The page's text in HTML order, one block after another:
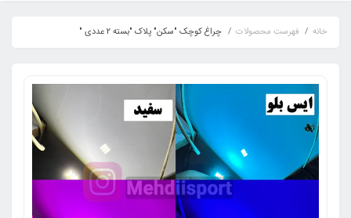
خانه فهرست محصولات چراغ کوچک "سکن" پلاک "بسته 2 عددی "